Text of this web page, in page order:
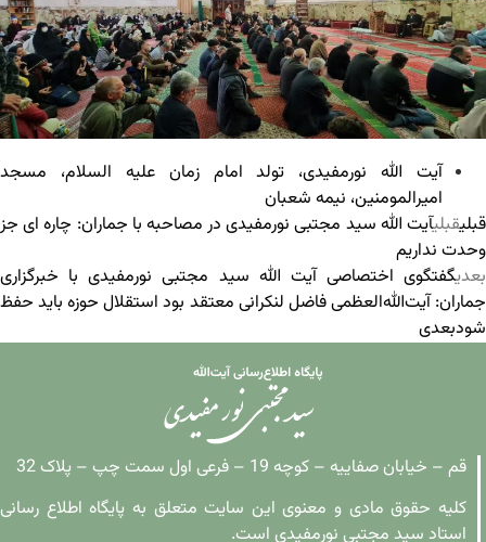
آیت الله نورمفیدی، تولد امام زمان علیه السلام، مسجد
امیرالمومنین، نیمه شعبان
قبلیقبلیآیت الله سید مجتبی نورمفیدی در مصاحبه با جماران: چاره ای جز
وحدت نداریم
بعدیگفتگوی اختصاصی آیت الله سید مجتبی نورمفیدی با خبرگزاری
جماران: آیت‌الله‌العظمی فاضل لنکرانی معتقد بود استقلال حوزه باید حفظ
شودبعدی
قم – خیابان صفاییه – کوچه 19 – فرعی اول سمت چپ – پلاک 32
کلیه حقوق مادی و معنوی این سایت متعلق به پایگاه اطلاع رسانی
استاد سید مجتبی نورمفیدی است.